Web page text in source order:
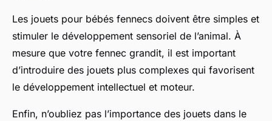
Les jouets pour bébés fennecs doivent être simples et
stimuler le développement sensoriel de l’animal. À
mesure que votre fennec grandit, il est important
d’introduire des jouets plus complexes qui favorisent
le développement intellectuel et moteur.
Enfin, n’oubliez pas l’importance des jouets dans le